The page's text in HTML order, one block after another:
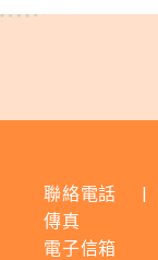
聯絡電話
|
傳真
電子信箱